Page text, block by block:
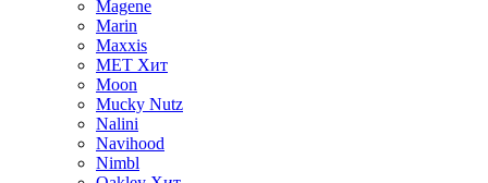
Magene
Marin
Maxxis
MET Хит
Moon
Mucky Nutz
Nalini
Navihood
Nimbl